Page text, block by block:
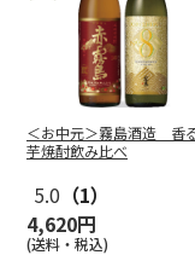
＜お中元＞霧島酒造 香
芋焼酎飲み比べ
5.0 （1）
4,620円
(送料・税込)